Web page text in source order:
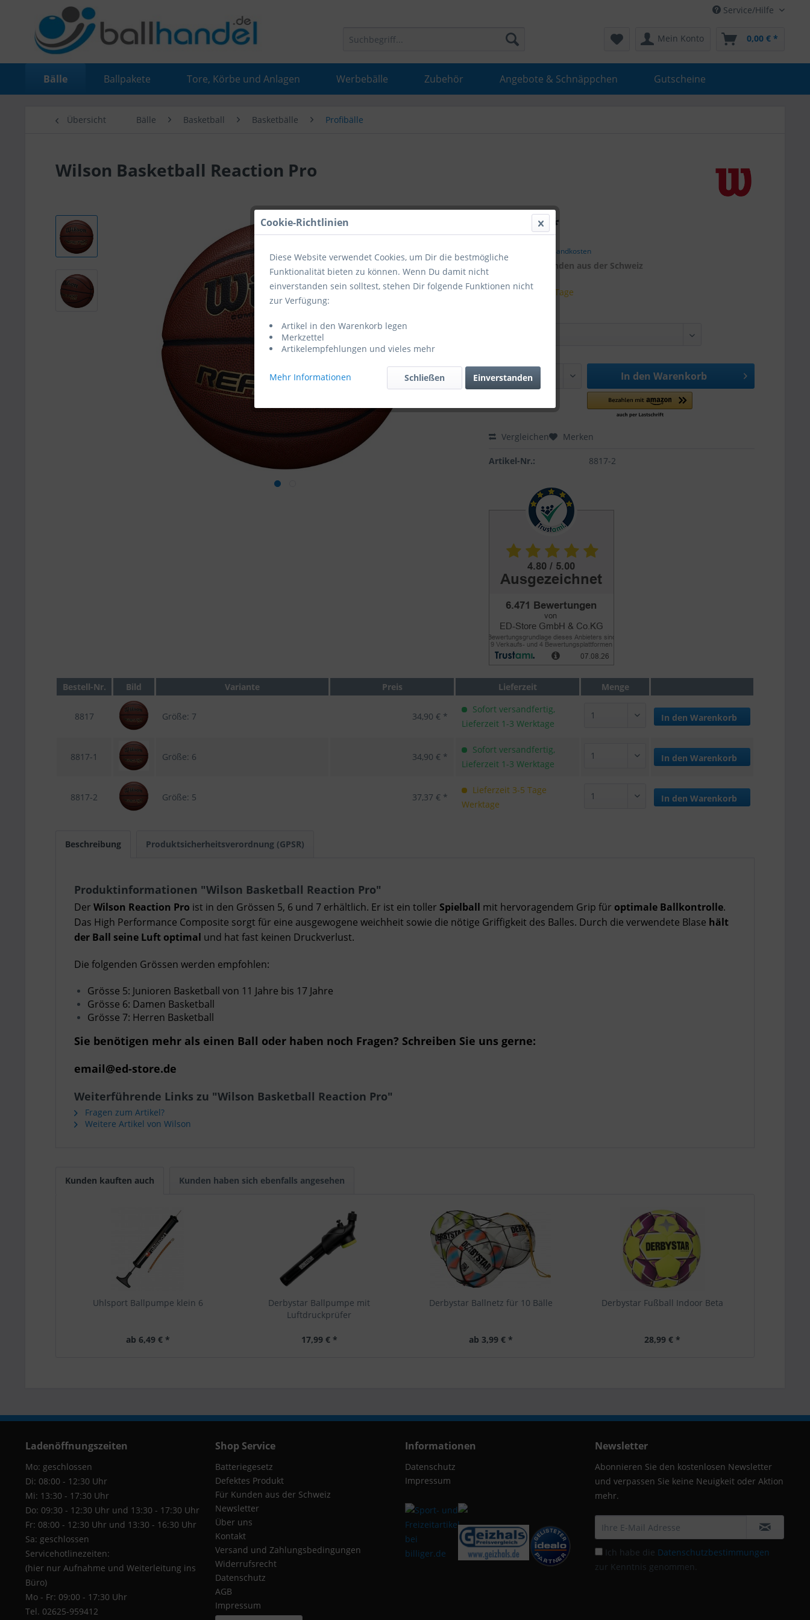
Service/Hilfe
Mein Konto 0,00 € *
Bälle Ballpakete Tore, Körbe und Anlagen Werbebälle Zubehör Angebote & Schnäppchen Gutscheine
Übersicht Bälle Basketball Basketbälle Profibälle
Wilson Basketball Reaction Pro
37,37 € *
inkl. Versandkosten
Kunden aus der Schweiz
Lieferzeit 3-5 Tage
In den Warenkorb
Vergleichen Merken
Artikel-Nr.: 8817-2
Bestell-Nr. Bild Variante Preis Lieferzeit Menge
8817 Größe: 7 34,90 € *
Sofort versandfertig,
Lieferzeit 1-3 Werktage
In den Warenkorb
8817-1 Größe: 6 34,90 € *
Sofort versandfertig,
Lieferzeit 1-3 Werktage
In den Warenkorb
8817-2 Größe: 5 37,37 € *
Lieferzeit 3-5 Tage
Werktage
In den Warenkorb
Beschreibung Produktsicherheitsverordnung (GPSR)
Produktinformationen "Wilson Basketball Reaction Pro"
Der Wilson Reaction Pro ist in den Grössen 5, 6 und 7 erhältlich. Er ist ein toller Spielball mit hervoragendem Grip für optimale Ballkontrolle.
Das High Performance Composite sorgt für eine ausgewogene weichheit sowie die nötige Griffigkeit des Balles. Durch die verwendete Blase hält
der Ball seine Luft optimal und hat fast keinen Druckverlust.
Die folgenden Grössen werden empfohlen:
Grösse 5: Junioren Basketball von 11 Jahre bis 17 Jahre
Grösse 6: Damen Basketball
Grösse 7: Herren Basketball
Sie benötigen mehr als einen Ball oder haben noch Fragen? Schreiben Sie uns gerne:
email@ed-store.de
Weiterführende Links zu "Wilson Basketball Reaction Pro"
Fragen zum Artikel?
Weitere Artikel von Wilson
Kunden kauften auch Kunden haben sich ebenfalls angesehen
Uhlsport Ballpumpe klein 6
ab 6,49 € *
Derbystar Ballpumpe mit
Luftdruckprüfer
17,99 € *
Derbystar Ballnetz für 10 Bälle
ab 3,99 € *
Derbystar Fußball Indoor Beta
28,99 € *
Ladenöffnungszeiten
Mo: geschlossen
Di: 08:00 - 12:30 Uhr
Mi: 13:30 - 17:30 Uhr
Do: 09:30 - 12:30 Uhr und 13:30 - 17:30 Uhr
Fr: 08:00 - 12:30 Uhr und 13:30 - 16:30 Uhr
Sa: geschlossen
Servicehotlinezeiten:
(hier nur Aufnahme und Weiterleitung ins
Büro)
Mo - Fr: 09:00 - 17:30 Uhr
Tel. 02625-959412
Shop Service
Batteriegesetz
Defektes Produkt
Für Kunden aus der Schweiz
Newsletter
Über uns
Kontakt
Versand und Zahlungsbedingungen
Widerrufsrecht
Datenschutz
AGB
Impressum
Informationen
Datenschutz
Impressum
Newsletter
Abonnieren Sie den kostenlosen Newsletter
und verpassen Sie keine Neuigkeit oder Aktion
mehr.
Ich habe die Datenschutzbestimmungen
zur Kenntnis genommen.
Cookie-Richtlinien
Diese Website verwendet Cookies, um Dir die bestmögliche
Funktionalität bieten zu können. Wenn Du damit nicht
einverstanden sein solltest, stehen Dir folgende Funktionen nicht
zur Verfügung:
Artikel in den Warenkorb legen
Merkzettel
Artikelempfehlungen und vieles mehr
Mehr Informationen Einverstanden
Schließen